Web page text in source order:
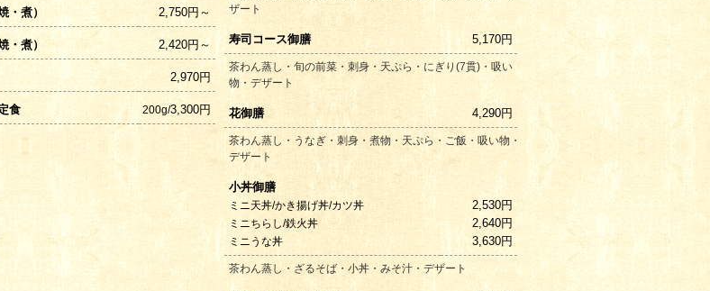
・煮） 2,750円～
・煮） 2,420円～
2,970円
食 200g/3,300円
ザート
寿司コース御膳 5,170円
茶わん蒸し・旬の前菜・刺身・天ぷら・にぎり(7貫)・吸い
物・デザート
花御膳 4,290円
茶わん蒸し・うなぎ・刺身・煮物・天ぷら・ご飯・吸い物・
デザート
小丼御膳
ミニ天丼/かき揚げ丼/カツ丼
ミニちらし/鉄火丼
ミニうな丼
2,530円
2,640円
3,630円
茶わん蒸し・ざるそば・小丼・みそ汁・デザート